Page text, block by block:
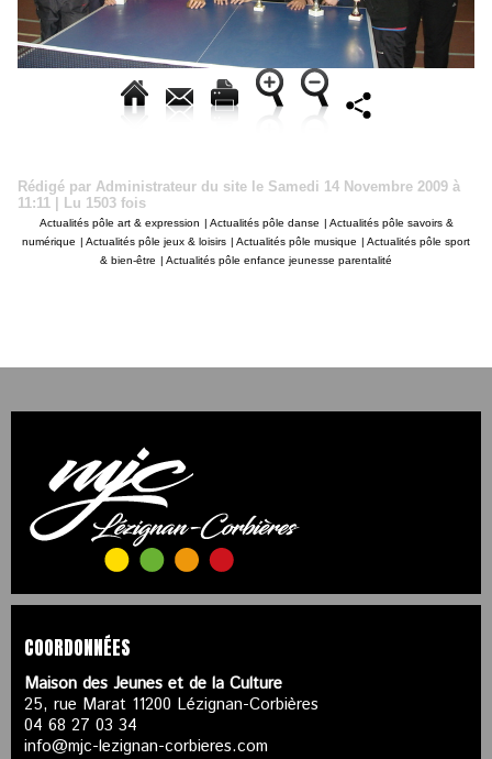
Rédigé par Administrateur du site le Samedi 14 Novembre 2009 à
11:11 | Lu 1503 fois
Actualités pôle art & expression | Actualités pôle danse | Actualités pôle savoirs &
numérique | Actualités pôle jeux & loisirs | Actualités pôle musique | Actualités pôle sport
& bien-être | Actualités pôle enfance jeunesse parentalité
COORDONNÉES
Maison des Jeunes et de la Culture
25, rue Marat 11200 Lézignan-Corbières
04 68 27 03 34
info@mjc-lezignan-corbieres.com